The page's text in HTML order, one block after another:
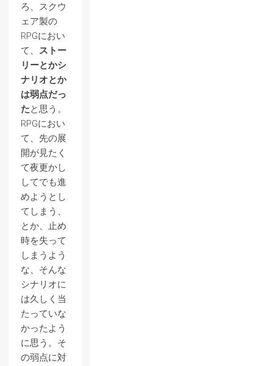
ろ、スクウ
ェア製の
RPGにおい
て、 ストー
リーとかシ
ナリオとか
は弱点だっ
たと思う。
RPGにおい
て、先の展
開が見たく
て夜更かし
してでも進
めようとし
てしまう、
とか、止め
時を失って
しまうよう
な、そんな
シナリオに
は久しく当
たっていな
かったよう
に思う。そ
の弱点に対